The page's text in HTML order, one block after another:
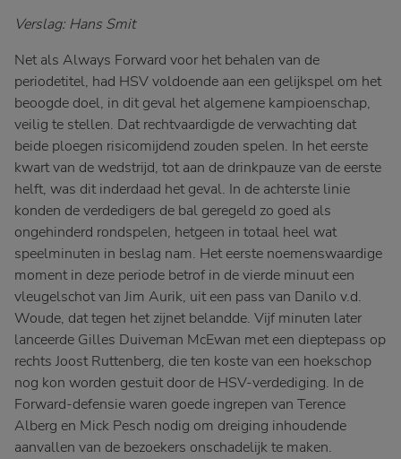
Verslag: Hans Smit
Net als Always Forward voor het behalen van de
periodetitel, had HSV voldoende aan een gelijkspel om het
beoogde doel, in dit geval het algemene kampioenschap,
veilig te stellen. Dat rechtvaardigde de verwachting dat
beide ploegen risicomijdend zouden spelen. In het eerste
kwart van de wedstrijd, tot aan de drinkpauze van de eerste
helft, was dit inderdaad het geval. In de achterste linie
konden de verdedigers de bal geregeld zo goed als
ongehinderd rondspelen, hetgeen in totaal heel wat
speelminuten in beslag nam. Het eerste noemenswaardige
moment in deze periode betrof in de vierde minuut een
vleugelschot van Jim Aurik, uit een pass van Danilo v.d.
Woude, dat tegen het zijnet belandde. Vijf minuten later
lanceerde Gilles Duiveman McEwan met een dieptepass op
rechts Joost Ruttenberg, die ten koste van een hoekschop
nog kon worden gestuit door de HSV-verdediging. In de
Forward-defensie waren goede ingrepen van Terence
Alberg en Mick Pesch nodig om dreiging inhoudende
aanvallen van de bezoekers onschadelijk te maken.